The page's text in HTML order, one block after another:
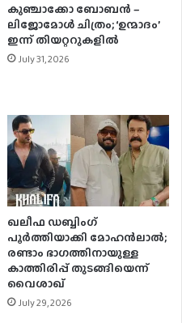
കുഞ്ചാക്കോ ബോബന്‍ –
ലിജോമോള്‍ ചിത്രം; ‘ഉന്മാദം’
ഇന്ന് തിയറ്ററുകളില്‍
July 31, 2026
ഖലീഫ ഡബ്ബിംഗ്
പൂർത്തിയാക്കി മോഹൻലാൽ;
രണ്ടാം ഭാഗത്തിനായുള്ള
കാത്തിരിപ്പ് തുടങ്ങിയെന്ന്
വൈശാഖ്
July 29, 2026